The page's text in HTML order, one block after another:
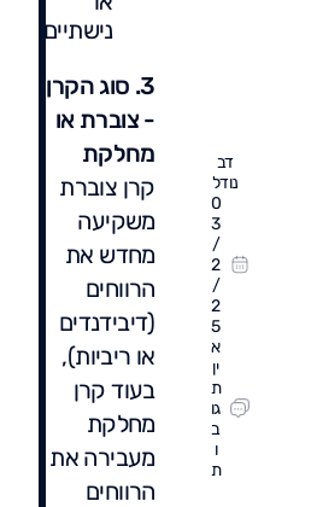
דב
נודל
0
3
/
2
/
2
5
א
ין
ת
גו
ב
ו
ת
נישתיים.
3. סוג הקרן
- צוברת או
מחלקת
קרן צוברת
משקיעה
מחדש את
הרווחים
(דיבידנדים
או ריביות),
בעוד קרן
מחלקת
מעבירה את
הרווחים